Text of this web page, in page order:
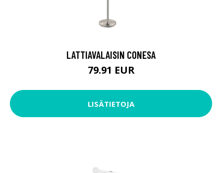
LATTIAVALAISIN CONESA
79.91 EUR
LISÄTIETOJA